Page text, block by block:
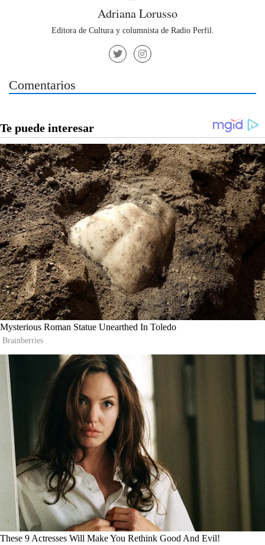
Adriana Lorusso
Editora de Cultura y columnista de Radio Perfil.
Comentarios